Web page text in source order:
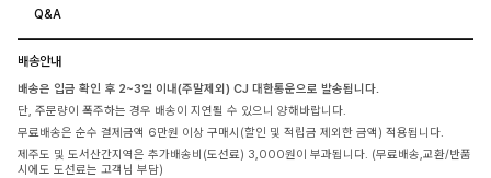
Q&A
배송안내
배송은 입금 확인 후 2~3일 이내(주말제외) CJ 대한통운으로 발송됩니다.
단, 주문량이 폭주하는 경우 배송이 지연될 수 있으니 양해바랍니다.
무료배송은 순수 결제금액 6만원 이상 구매시(할인 및 적립금 제외한 금액) 적용됩니다.
제주도 및 도서산간지역은 추가배송비(도선료) 3,000원이 부과됩니다. (무료배송,교환/반품
시에도 도선료는 고객님 부담)